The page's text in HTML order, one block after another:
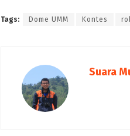
Tags: Dome UMM Kontes
Suara